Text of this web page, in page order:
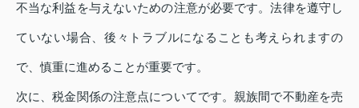
不当な利益を与えないための注意が必要です。法律を遵守し
ていない場合、後々トラブルになることも考えられますの
で、慎重に進めることが重要です。
次に、税金関係の注意点についてです。親族間で不動産を売